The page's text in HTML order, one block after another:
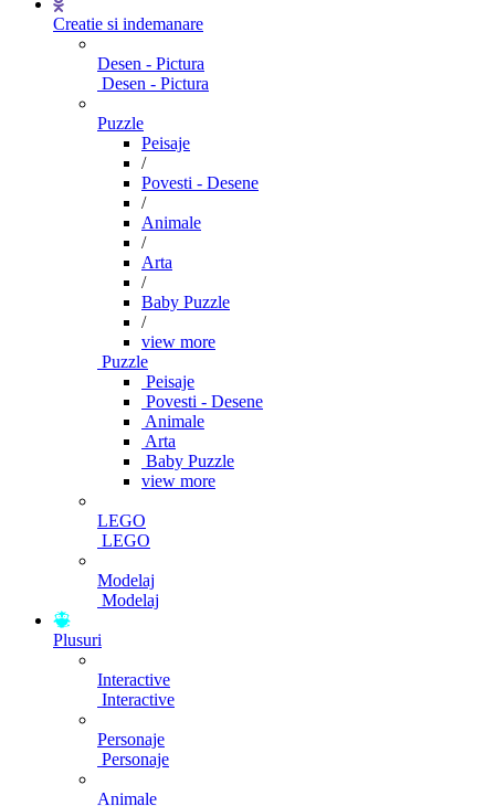
Creatie si indemanare
Desen - Pictura
Desen - Pictura
Puzzle
Peisaje
/
Povesti - Desene
/
Animale
/
Arta
/
Baby Puzzle
/
view more
Puzzle
Peisaje
Povesti - Desene
Animale
Arta
Baby Puzzle
view more
LEGO
LEGO
Modelaj
Modelaj
Plusuri
Interactive
Interactive
Personaje
Personaje
Animale